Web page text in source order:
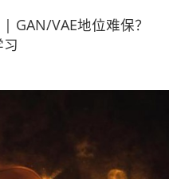
| GAN/VAE地位难保？